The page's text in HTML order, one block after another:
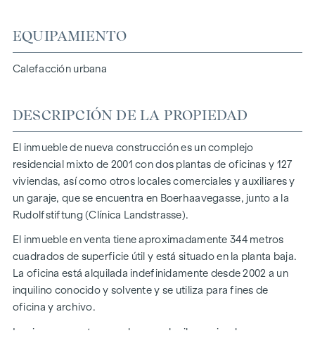
EQUIPAMIENTO
Calefacción urbana
DESCRIPCIÓN DE LA PROPIEDAD
El inmueble de nueva construcción es un complejo
residencial mixto de 2001 con dos plantas de oficinas y 127
viviendas, así como otros locales comerciales y auxiliares y
un garaje, que se encuentra en Boerhaavegasse, junto a la
Rudolfstiftung (Clínica Landstrasse).
El inmueble en venta tiene aproximadamente 344 metros
cuadrados de superficie útil y está situado en la planta baja.
La oficina está alquilada indefinidamente desde 2002 a un
inquilino conocido y solvente y se utiliza para fines de
oficina y archivo.
Los ingresos netos anuales por alquiler ascienden a unos